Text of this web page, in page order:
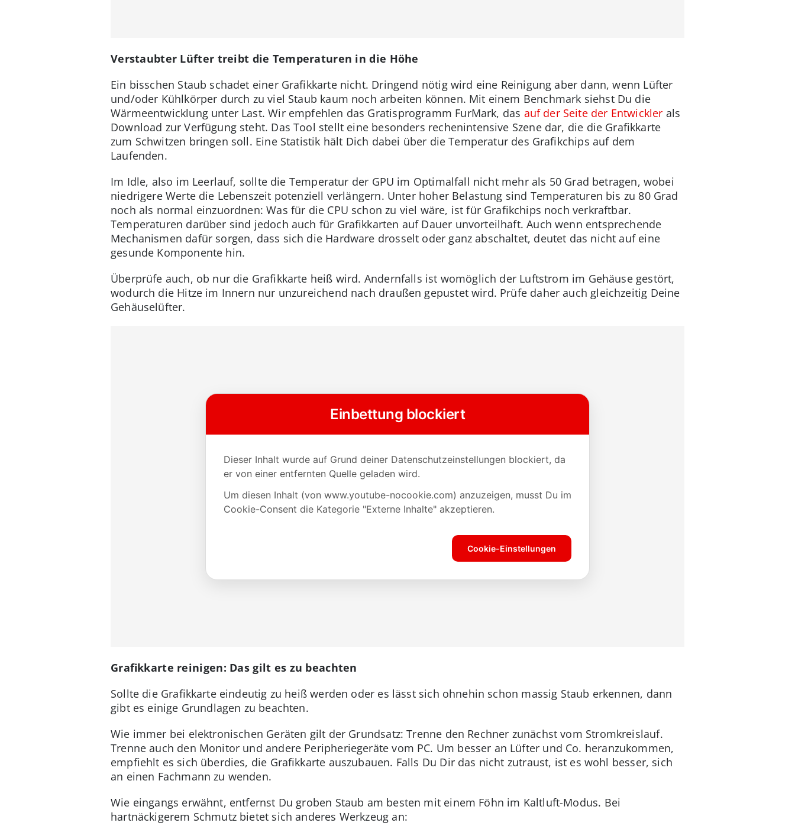
Verstaubter Lüfter treibt die Temperaturen in die Höhe
Ein bisschen Staub schadet einer Grafikkarte nicht. Dringend nötig wird eine Reinigung aber dann, wenn Lüfter
und/oder Kühlkörper durch zu viel Staub kaum noch arbeiten können. Mit einem Benchmark siehst Du die
Wärmeentwicklung unter Last. Wir empfehlen das Gratisprogramm FurMark, das auf der Seite der Entwickler als
Download zur Verfügung steht. Das Tool stellt eine besonders rechenintensive Szene dar, die die Grafikkarte
zum Schwitzen bringen soll. Eine Statistik hält Dich dabei über die Temperatur des Grafikchips auf dem
Laufenden.
Im Idle, also im Leerlauf, sollte die Temperatur der GPU im Optimalfall nicht mehr als 50 Grad betragen, wobei
niedrigere Werte die Lebenszeit potenziell verlängern. Unter hoher Belastung sind Temperaturen bis zu 80 Grad
noch als normal einzuordnen: Was für die CPU schon zu viel wäre, ist für Grafikchips noch verkraftbar.
Temperaturen darüber sind jedoch auch für Grafikkarten auf Dauer unvorteilhaft. Auch wenn entsprechende
Mechanismen dafür sorgen, dass sich die Hardware drosselt oder ganz abschaltet, deutet das nicht auf eine
gesunde Komponente hin.
Überprüfe auch, ob nur die Grafikkarte heiß wird. Andernfalls ist womöglich der Luftstrom im Gehäuse gestört,
wodurch die Hitze im Innern nur unzureichend nach draußen gepustet wird. Prüfe daher auch gleichzeitig Deine
Gehäuselüfter.
Grafikkarte reinigen: Das gilt es zu beachten
Sollte die Grafikkarte eindeutig zu heiß werden oder es lässt sich ohnehin schon massig Staub erkennen, dann
gibt es einige Grundlagen zu beachten.
Wie immer bei elektronischen Geräten gilt der Grundsatz: Trenne den Rechner zunächst vom Stromkreislauf.
Trenne auch den Monitor und andere Peripheriegeräte vom PC. Um besser an Lüfter und Co. heranzukommen,
empfiehlt es sich überdies, die Grafikkarte auszubauen. Falls Du Dir das nicht zutraust, ist es wohl besser, sich
an einen Fachmann zu wenden.
Wie eingangs erwähnt, entfernst Du groben Staub am besten mit einem Föhn im Kaltluft-Modus. Bei
hartnäckigerem Schmutz bietet sich anderes Werkzeug an: